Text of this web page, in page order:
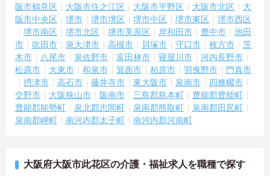
阪市鶴見区
大阪市住之江区 大阪市平野区 大阪市北区
大
阪市中央区
堺市 堺市堺区 堺市中区 堺市東区
堺市西区
堺市南区
堺市北区 堺市美原区 岸和田市 豊中市
池田
市
吹田市 泉大津市 高槻市 貝塚市 守口市 枚方市
茨
木市
八尾市 泉佐野市 富田林市 寝屋川市
河内長野市
松原市
大東市 和泉市 箕面市 柏原市 羽曳野市
門真市
摂津市
高石市 藤井寺市 東大阪市 泉南市
四條畷市
交野市
大阪狭山市 阪南市 三島郡島本町
豊能郡豊能町
豊能郡能勢町
泉北郡忠岡町 泉南郡熊取町
泉南郡田尻町
泉南郡岬町
南河内郡太子町 南河内郡河南町
大阪府大阪市此花区の介護・福祉求人を職種で探す